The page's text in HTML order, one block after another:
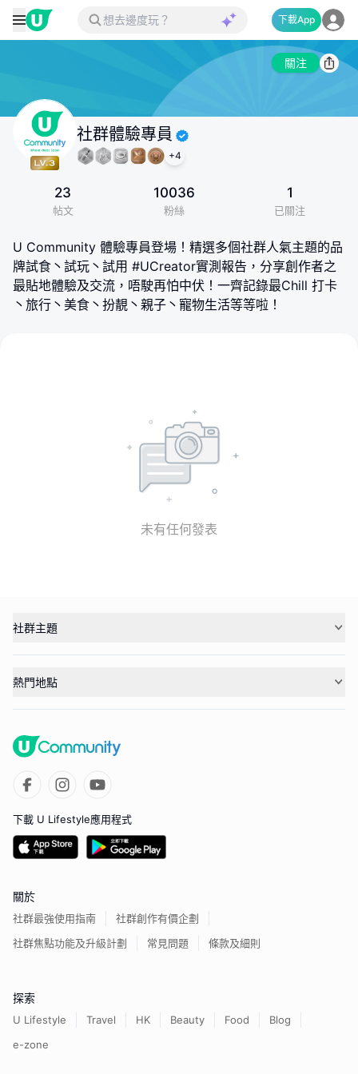
下載App
關注
社群體驗專員
+4
23
帖文
10036
粉絲
1
已關注
U Community 體驗專員登場！精選多個社群人氣主題的品
牌試食丶試玩丶試用 #UCreator實測報告，分享創作者之
最貼地體驗及交流，唔駛再怕中伏！一齊記錄最Chill 打卡
丶旅行丶美食丶扮靚丶親子丶寵物生活等等啦！
未有任何發表
社群主題
熱門地點
下載 U Lifestyle應用程式
關於
社群最強使用指南
社群創作有價企劃
社群焦點功能及升級計劃
常見問題 條款及細則
探索
U Lifestyle Travel HK Beauty Food
Blog
e-zone